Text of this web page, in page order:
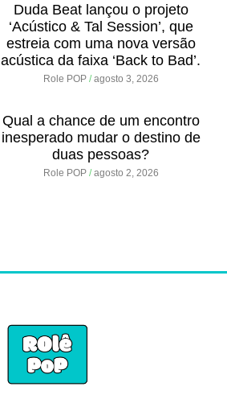
Duda Beat lançou o projeto
‘Acústico & Tal Session’, que
estreia com uma nova versão
acústica da faixa ‘Back to Bad’.
Role POP agosto 3, 2026
Qual a chance de um encontro
inesperado mudar o destino de
duas pessoas?
Role POP agosto 2, 2026